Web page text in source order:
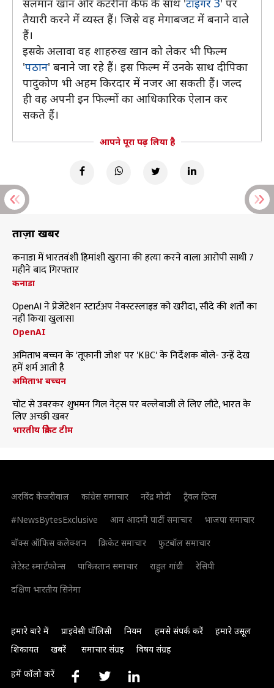
सलमान खान और कटरीना कैफ के साथ 'टाइगर 3' पर
तैयारी करने में व्यस्त हैं। जिसे वह मेगाबजट में बनाने वाले
हैं।
इसके अलावा वह शाहरुख खान को लेकर भी फिल्म
'पठान' बनाने जा रहे हैं। इस फिल्म में उनके साथ दीपिका
पादुकोण भी अहम किरदार में नजर आ सकती हैं। जल्द
ही वह अपनी इन फिल्मों का आधिकारिक ऐलान कर
सकते हैं।
आपने पूरा पढ़ लिया है
ताज़ा खबरें
कनाडा में भारतवंशी हिमांशी खुराना की हत्या करने वाला आरोपी साथी 7
महीने बाद गिरफ्तार
कनाडा
OpenAI ने प्रेजेंटेशन स्टार्टअप नेक्स्टस्लाइड को खरीदा, सौदे की शर्तों का
नहीं किया खुलासा
OpenAI
अमिताभ बच्चन के 'तूफानी जोश' पर 'KBC' के निर्देशक बोले- उन्हें देख
हमें शर्म आती है
अमिताभ बच्चन
चोट से उबरकर शुभमन गिल नेट्स पर बल्लेबाजी ले लिए लौटे, भारत के
लिए अच्छी खबर
भारतीय क्रिकेट टीम
अरविंद केजरीवाल कांग्रेस समाचार नरेंद्र मोदी
ट्रैवल टिप्स
#NewsBytesExclusive
आम आदमी पार्टी समाचार
भाजपा समाचार
बॉक्स ऑफिस कलेक्शन
क्रिकेट समाचार
फुटबॉल समाचार
लेटेस्ट स्मार्टफोन्स
पाकिस्तान समाचार राहुल गांधी
रेसिपी
दक्षिण भारतीय सिनेमा
हमारे बारे में प्राइवेसी पॉलिसी नियम हमसे संपर्क करें
हमारे उसूल
शिकायत
खबरें समाचार संग्रह विषय संग्रह
हमें फॉलो करें